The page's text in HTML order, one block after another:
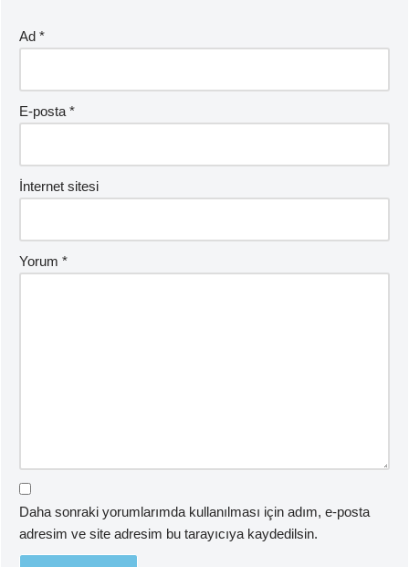
Ad *
E-posta *
İnternet sitesi
Yorum *
Daha sonraki yorumlarımda kullanılması için adım, e-posta
adresim ve site adresim bu tarayıcıya kaydedilsin.